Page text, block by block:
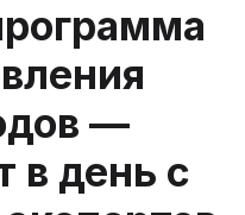
—
в день с